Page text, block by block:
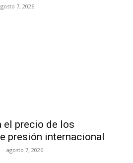
7, 2026
el precio de los
presión internacional
- agosto 7, 2026